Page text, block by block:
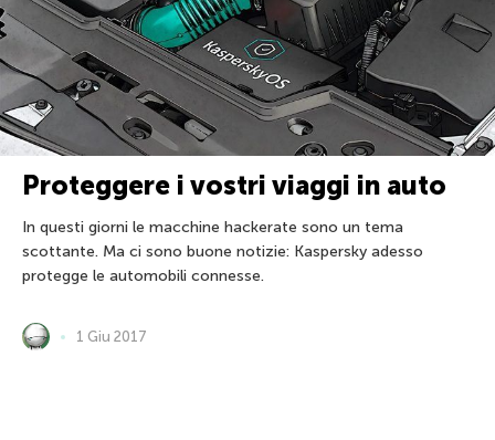
Proteggere i vostri viaggi in auto
In questi giorni le macchine hackerate sono un tema
scottante. Ma ci sono buone notizie: Kaspersky adesso
protegge le automobili connesse.
1 Giu 2017